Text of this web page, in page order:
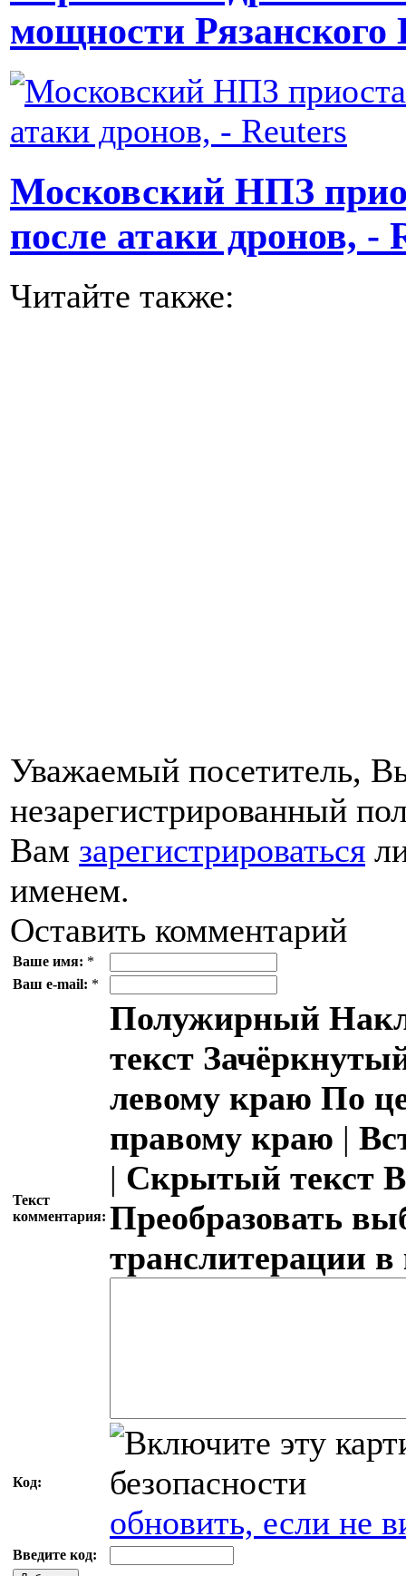
мощности
Московский НПЗ
после атаки дронов, -
Читайте также:
Уважаемый посетитель,
незарегистрированный
Вам зарегистрироваться
именем.
Оставить комментарий
Ваше имя: *
Ваш e-mail: *
Текст
комментария:
Полужирный
текст
левому краю По
правому краю |
| Скрытый текст
Преобразовать
транслитерации
Код:
обновить, если не
Введите код: